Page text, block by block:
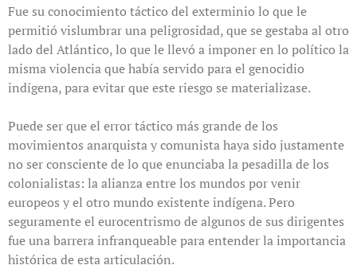
Fue su conocimiento táctico del exterminio lo que le
permitió vislumbrar una peligrosidad, que se gestaba al otro
lado del Atlántico, lo que le llevó a imponer en lo político la
misma violencia que había servido para el genocidio
indígena, para evitar que este riesgo se materializase.
Puede ser que el error táctico más grande de los
movimientos anarquista y comunista haya sido justamente
no ser consciente de lo que enunciaba la pesadilla de los
colonialistas: la alianza entre los mundos por venir
europeos y el otro mundo existente indígena. Pero
seguramente el eurocentrismo de algunos de sus dirigentes
fue una barrera infranqueable para entender la importancia
histórica de esta articulación.